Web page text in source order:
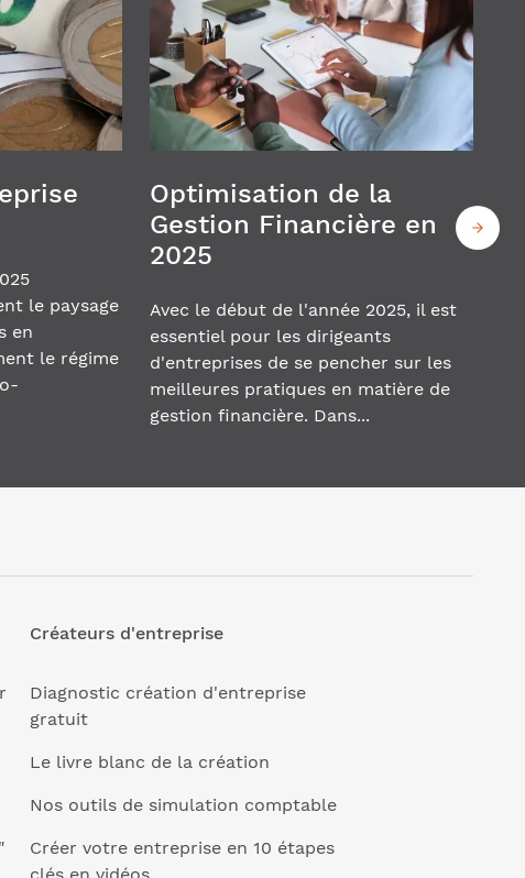
le paysage
en
le régime
Optimisation de la
Gestion Financière en
2025
Avec le début de l'année 2025, il est
essentiel pour les dirigeants
d'entreprises de se pencher sur les
meilleures pratiques en matière de
gestion financière. Dans...
Créateurs d'entreprise
Diagnostic création d'entreprise
gratuit
Le livre blanc de la création
Nos outils de simulation comptable
Créer votre entreprise en 10 étapes